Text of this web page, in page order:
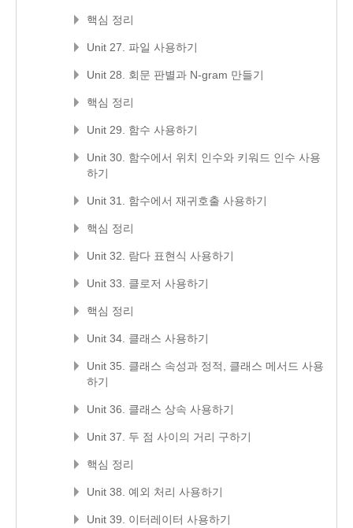
핵심 정리
Unit 27. 파일 사용하기
Unit 28. 회문 판별과 N-gram 만들기
핵심 정리
Unit 29. 함수 사용하기
Unit 30. 함수에서 위치 인수와 키워드 인수 사용
하기
Unit 31. 함수에서 재귀호출 사용하기
핵심 정리
Unit 32. 람다 표현식 사용하기
Unit 33. 클로저 사용하기
핵심 정리
Unit 34. 클래스 사용하기
Unit 35. 클래스 속성과 정적, 클래스 메서드 사용
하기
Unit 36. 클래스 상속 사용하기
Unit 37. 두 점 사이의 거리 구하기
핵심 정리
Unit 38. 예외 처리 사용하기
Unit 39. 이터레이터 사용하기